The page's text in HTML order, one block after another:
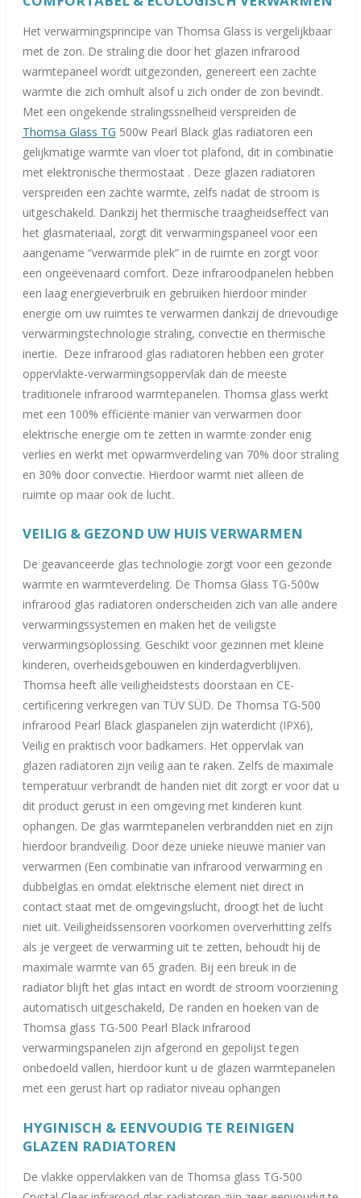
t
e
r
r
e
n
Het verwarmingsprincipe van Thomsa Glass is vergelijkbaar
met de zon. De straling die door het glazen infrarood
warmtepaneel wordt uitgezonden, genereert een zachte
warmte die zich omhult alsof u zich onder de zon bevindt.
Met een ongekende stralingssnelheid verspreiden de
Thomsa Glass TG 500w Pearl Black glas radiatoren een
gelijkmatige warmte van vloer tot plafond, dit in combinatie
met elektronische thermostaat . Deze glazen radiatoren
verspreiden een zachte warmte, zelfs nadat de stroom is
uitgeschakeld. Dankzij het thermische traagheidseffect van
het glasmateriaal, zorgt dit verwarmingspaneel voor een
aangename “verwarmde plek” in de ruimte en zorgt voor
een ongeëvenaard comfort. Deze infraroodpanelen hebben
een laag energieverbruik en gebruiken hierdoor minder
energie om uw ruimtes te verwarmen dankzij de drievoudige
verwarmingstechnologie straling, convectie en thermische
inertie. Deze infrarood glas radiatoren hebben een groter
oppervlakte-verwarmingsoppervlak dan de meeste
traditionele infrarood warmtepanelen. Thomsa glass werkt
met een 100% efficiënte manier van verwarmen door
elektrische energie om te zetten in warmte zonder enig
verlies en werkt met opwarmverdeling van 70% door straling
en 30% door convectie. Hierdoor warmt niet alleen de
ruimte op maar ook de lucht.
VEILIG & GEZOND UW HUIS VERWARMEN
De geavanceerde glas technologie zorgt voor een gezonde
warmte en warmteverdeling. De Thomsa Glass TG-500w
infrarood glas radiatoren onderscheiden zich van alle andere
verwarmingssystemen en maken het de veiligste
verwarmingsoplossing. Geschikt voor gezinnen met kleine
kinderen, overheidsgebouwen en kinderdagverblijven.
Thomsa heeft alle veiligheidstests doorstaan ​​en CE-
certificering verkregen van TÜV SÜD. De Thomsa TG-500
infrarood Pearl Black glaspanelen zijn waterdicht (IPX6),
Veilig en praktisch voor badkamers. Het oppervlak van
glazen radiatoren zijn veilig aan te raken. Zelfs de maximale
temperatuur verbrandt de handen niet dit zorgt er voor dat u
dit product gerust in een omgeving met kinderen kunt
ophangen. De glas warmtepanelen verbrandden niet en zijn
hierdoor brandveilig. Door deze unieke nieuwe manier van
verwarmen (Een combinatie van infrarood verwarming en
dubbelglas en omdat elektrische element niet direct in
contact staat met de omgevingslucht, droogt het de lucht
niet uit. Veiligheidssensoren voorkomen oververhitting zelfs
als je vergeet de verwarming uit te zetten, behoudt hij de
maximale warmte van 65 graden. Bij een breuk in de
radiator blijft het glas intact en wordt de stroom voorziening
automatisch uitgeschakeld, De randen en hoeken van de
Thomsa glass TG-500 Pearl Black infrarood
verwarmingspanelen zijn afgerond en gepolijst tegen
onbedoeld vallen, hierdoor kunt u de glazen warmtepanelen
met een gerust hart op radiator niveau ophangen
HYGINISCH & EENVOUDIG TE REINIGEN
GLAZEN RADIATOREN
De vlakke oppervlakken van de Thomsa glass TG-500